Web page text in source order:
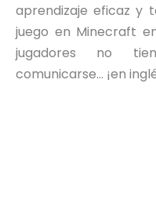
aprendizaje eficaz y
juego en Minecraft
jugadores no
comunicarse… ¡en